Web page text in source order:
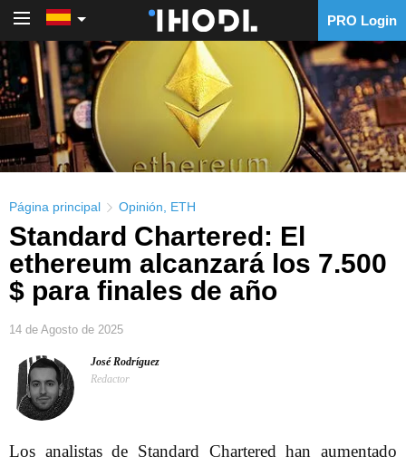
PRO Login
Página principal Opinión ETH
Standard Chartered: El
ethereum alcanzará los 7.500
$ para finales de año
14 de Agosto de 2025
José Rodríguez
Redactor
Los analistas de Standard Chartered han aumentado